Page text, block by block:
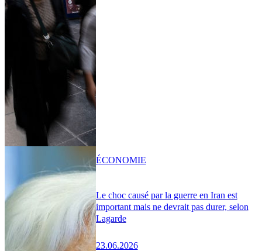
Le choc causé par la guerre en Iran est
important mais ne devrait pas durer, selon
Lagarde
23.06.2026
ÉCONOMIE